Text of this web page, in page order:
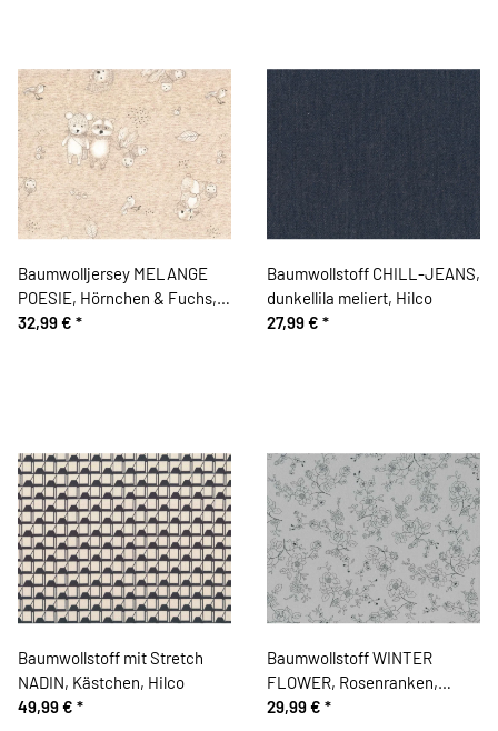
Baumwolljersey MELANGE
POESIE, Hörnchen & Fuchs,
hellbeige, Hilco
32,99 € *
Baumwollstoff CHILL-JEANS,
dunkellila meliert, Hilco
27,99 € *
Baumwollstoff mit Stretch
NADIN, Kästchen, Hilco
49,99 € *
Baumwollstoff WINTER
FLOWER, Rosenranken,
hellgrau
29,99 € *